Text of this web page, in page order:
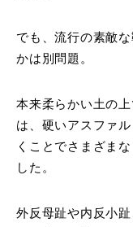
でも、流行の素敵
かは別問題。
本来柔らかい土の
は、硬いアスファ
くことでさまざま
した。
外反母趾や内反小